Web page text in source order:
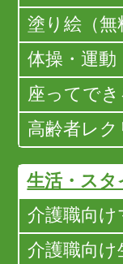
塗り絵（無
体操・運動
座ってでき
高齢者レ
生活・スタ
介護職向け
介護職向け